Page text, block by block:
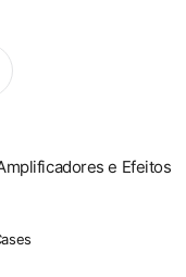
e Efeitos